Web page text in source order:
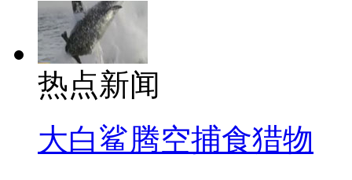
热点新闻
大白鲨腾空捕食猎物